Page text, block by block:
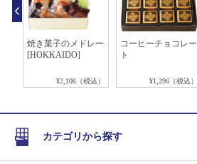
焼き菓子のメドレー
[HOKKAIDO]
¥2,106（税込）
コーヒーチョコレー
ト
¥1,296（税込）
カテゴリから探す